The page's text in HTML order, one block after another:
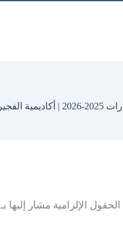
الحقول الإلزامية مشار إليها بـ